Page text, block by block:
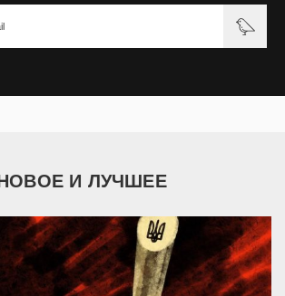
И ЛУЧШЕЕ